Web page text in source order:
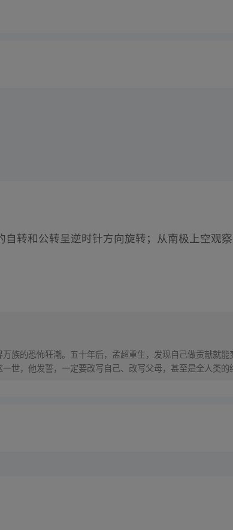
转和公转呈逆时针方向旋转；从南极上空观
族的恐怖狂潮。五十年后，孟超重生，发现自己做贡献就能
世，他发誓，一定要改写自己、改写父母，甚至是全人类的